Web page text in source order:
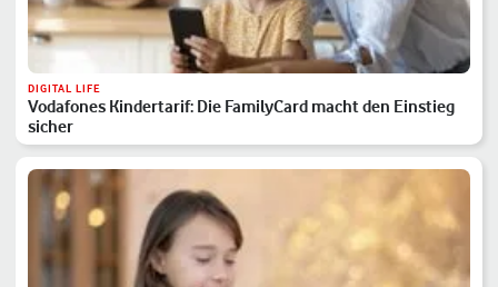
DIGITAL LIFE
Vodafones Kindertarif: Die FamilyCard macht den Einstieg
sicher